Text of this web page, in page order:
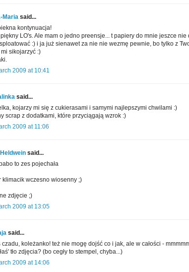
Maria said...
kontynuacja!
LO's. Ale mam o jedno preensje... t papiery do mnie jeszce nie
:) i ja już sienawet za nie nie wezmę pewnie, bo tylko z
sikojarzyć :)
2009 at 10:41
said...
kojarzy mi się z cukierasami i samymi najlepszymi chwilami :)
scrap z dodatkami, które przyciągają wzrok :)
2009 at 11:06
said...
to zes pojechała
klimacik wczesno wiosenny ;)
zdjęcie ;)
2009 at 13:05
said...
czadu, koleżanko! też nie mogę dojść co i jak, ale w całości -
tło zdjęcia? (bo cegły to stempel, chyba...)
2009 at 14:06